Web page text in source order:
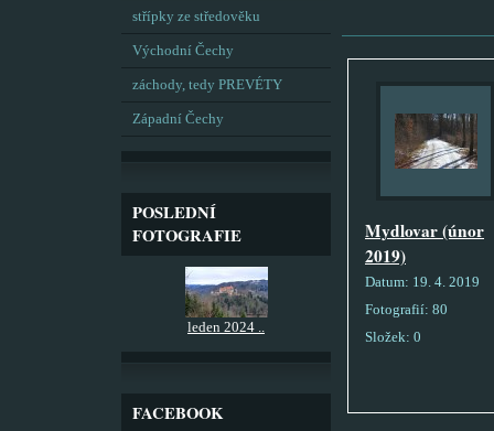
střípky ze středověku
Východní Čechy
záchody, tedy PREVÉTY
Západní Čechy
POSLEDNÍ
FOTOGRAFIE
leden 2024 ..
FACEBOOK
Mydlovar (únor
2019)
Datum: 19. 4. 2019
Fotografií: 80
Složek: 0